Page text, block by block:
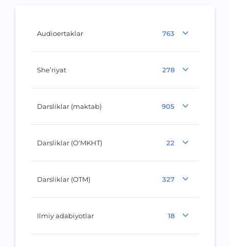
Audioertaklar 763
She’riyat 278
Darsliklar (maktab) 905
Darsliklar (O‘MKHT) 22
Darsliklar (OTM) 327
Ilmiy adabiyotlar 18